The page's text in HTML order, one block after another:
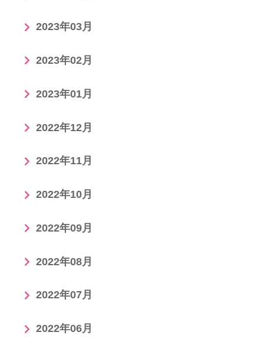
2023年03月
2023年02月
2023年01月
2022年12月
2022年11月
2022年10月
2022年09月
2022年08月
2022年07月
2022年06月